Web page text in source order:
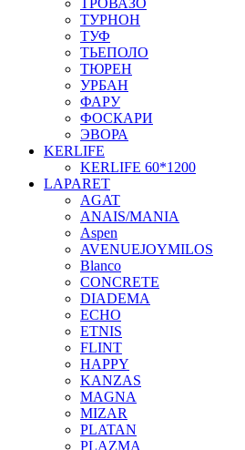
ТУРНОН
ТУФ
ТЬЕПОЛО
ТЮРЕН
УРБАН
ФАРУ
ФОСКАРИ
ЭВОРА
KERLIFE
KERLIFE 60*1200
LAPARET
AGAT
ANAIS/MANIA
Aspen
AVENUEJOYMILOS
Blanco
CONCRETE
DIADEMA
ECHO
ETNIS
FLINT
HAPPY
KANZAS
MAGNA
MIZAR
PLATAN
PLAZMA